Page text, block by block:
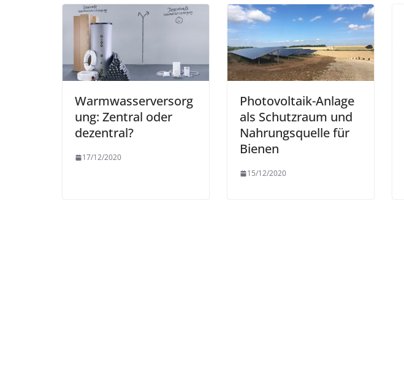
Warmwasserversorg
ung: Zentral oder
dezentral?
17/12/2020
Photovoltaik-Anlage
als Schutzraum und
Nahrungsquelle für
Bienen
15/12/2020